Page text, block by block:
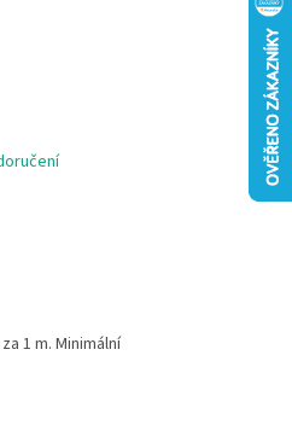
1 m. Minimální